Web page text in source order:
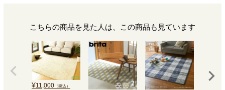
こちらの商品を見た人は、この商品も見ています
¥11,000 （税込）